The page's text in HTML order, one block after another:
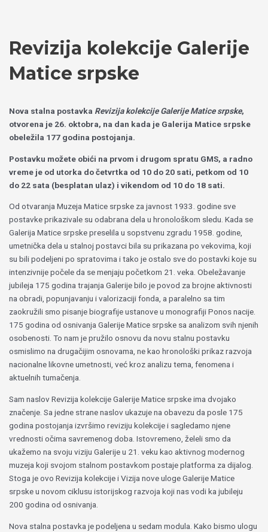
Revizija kolekcije Galerije
Matice srpske
Novа stalnа postavkа Revizija kolekcije Galerije Matice srpske,
otvorena je 26. oktobra, na dan kada je Galerija Matice srpske
obeležila 177 godina postojanja.
Postavku možete obići na prvom i drugom spratu GMS, a radno
vreme je od utorka do četvrtka od 10 do 20 sati, petkom od 10
do 22 sata (besplatan ulaz) i vikendom od 10 do 18 sati.
Od otvaranja Muzeja Matice srpske za javnost 1933. godine sve
postavke prikazivale su odabrana dela u hronološkom sledu. Kada se
Galerija Matice srpske preselila u sopstvenu zgradu 1958. godine,
umetnička dela u stalnoj postavci bila su prikazana po vekovima, koji
su bili podeljeni po spratovima i tako je ostalo sve do postavki koje su
intenzivnije počele da se menjaju početkom 21. veka. Obeležavanje
jubileja 175 godina trajanja Galerije bilo je povod za brojne aktivnosti
na obradi, popunjavanju i valorizaciji fonda, a paralelno sa tim
zaokružili smo pisanje biografije ustanove u monografiji Ponos nacije.
175 godina od osnivanja Galerije Matice srpske sa analizom svih njenih
osobenosti. To nam je pružilo osnovu da novu stalnu postavku
osmislimo na drugačijim osnovama, ne kao hronološki prikaz razvoja
nacionalne likovne umetnosti, već kroz analizu tema, fenomena i
aktuelnih tumačenja.
Sam naslov Revizija kolekcije Galerije Matice srpske ima dvojako
značenje. Sa jedne strane naslov ukazuje na obavezu da posle 175
godina postojanja izvršimo reviziju kolekcije i sagledamo njene
vrednosti očima savremenog doba. Istovremeno, želeli smo da
ukažemo na svoju viziju Galerije u 21. veku kao aktivnog modernog
muzeja koji svojom stalnom postavkom postaje platforma za dijalog.
Stoga je ovo Revizija kolekcije i Vizija nove uloge Galerije Matice
srpske u novom ciklusu istorijskog razvoja koji nas vodi ka jubileju
200 godina od osnivanja.
Nova stalna postavka je podeljena u sedam modula. Kako bismo ulogu